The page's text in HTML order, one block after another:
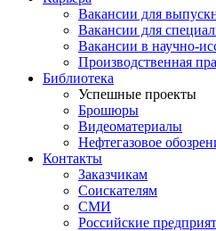
Вакансии для
Вакансии для
Вакансии в научно-
Производственная
Библиотека
Успешные проекты
Брошюры
Видеоматериалы
Нефтегазовое
Контакты
Заказчикам
Соискателям
СМИ
Российские